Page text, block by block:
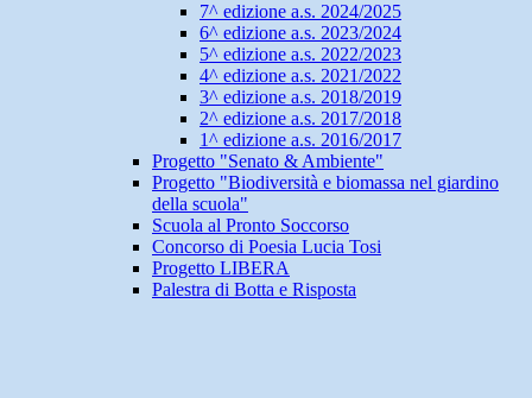
7^ edizione a.s. 2024/2025
6^ edizione a.s. 2023/2024
5^ edizione a.s. 2022/2023
4^ edizione a.s. 2021/2022
3^ edizione a.s. 2018/2019
2^ edizione a.s. 2017/2018
1^ edizione a.s. 2016/2017
Progetto "Senato & Ambiente"
Progetto "Biodiversità e biomassa nel giardino
della scuola"
Scuola al Pronto Soccorso
Concorso di Poesia Lucia Tosi
Progetto LIBERA
Palestra di Botta e Risposta